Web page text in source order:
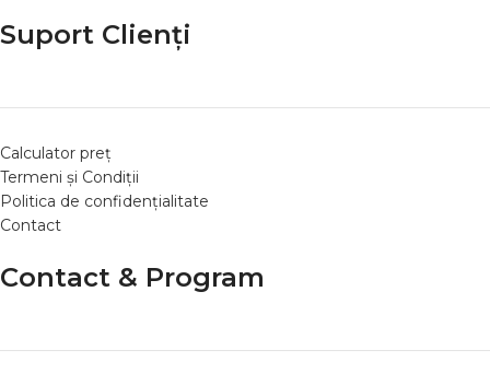
Suport Clienți
Calculator preț
Termeni și Condiții
Politica de confidențialitate
Contact
Contact & Program